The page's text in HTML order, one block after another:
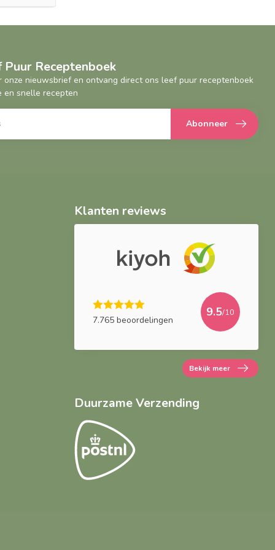
Puur Receptenboek
onze nieuwsbrief en ontvang direct ons leef puur receptenboek
en snelle recepten
Abonneer
Klanten reviews
7.765 beoordelingen
9.5/10
Bekijk meer
Duurzame Verzending